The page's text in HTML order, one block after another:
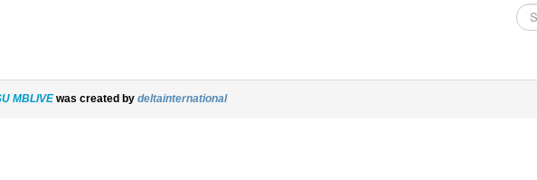
MBLIVEwas created by deltainternational